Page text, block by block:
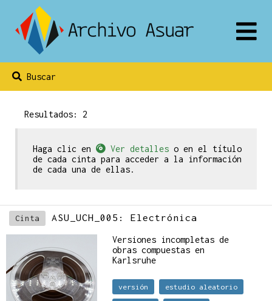
Buscar
Resultados: 2
Haga clic en Ver detalles o en el título
de cada cinta para acceder a la información
de cada una de ellas.
Cinta ASU_UCH_005: Electrónica
Versiones incompletas de
obras compuestas en
Karlsruhe
versión estudio aleatorio